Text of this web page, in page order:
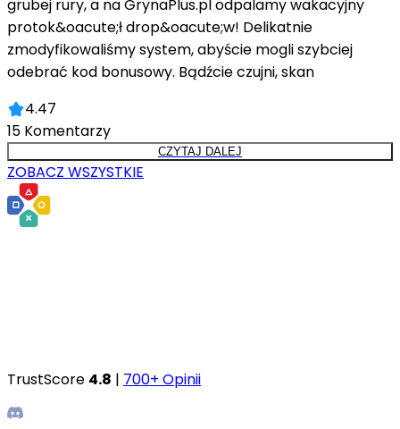
grubej rury, a na GrynaPlus.pl odpalamy wakacyjny
protok&oacute;ł drop&oacute;w! Delikatnie
zmodyfikowaliśmy system, abyście mogli szybciej
odebrać kod bonusowy. Bądźcie czujni, skan
4.47
15 Komentarzy
CZYTAJ DALEJ
ZOBACZ WSZYSTKIE
TrustScore 4.8 | 700+ Opinii